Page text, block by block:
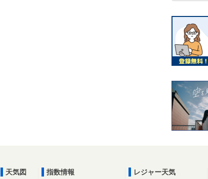
天気図
指数情報
レジャー天気